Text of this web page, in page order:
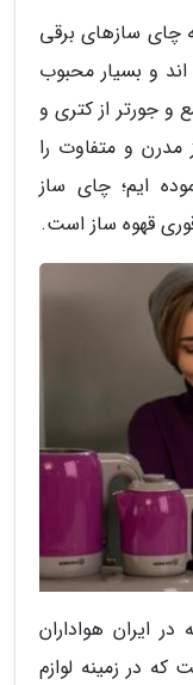
چای سازهای برقی
و بسیار محبوب
و جورتر از کتری و
و متفاوت را
ایم؛ چای ساز
ایران هواداران
که در زمینه لوازم